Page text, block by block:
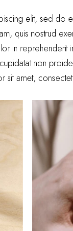
elit, sed do
quis nostrud
in reprehenderit
non
sit amet,